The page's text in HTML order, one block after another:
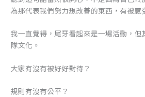
為那代表我們努力想改善的東西，有被感
我一直覺得，尾牙看起來是一場活動，但
隊文化。
大家有沒有被好好對待？
規則有沒有公平？